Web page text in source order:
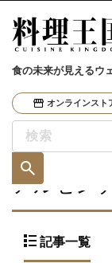
食の未来が見えるウ
オンラインスト
アルゼン
記事一覧